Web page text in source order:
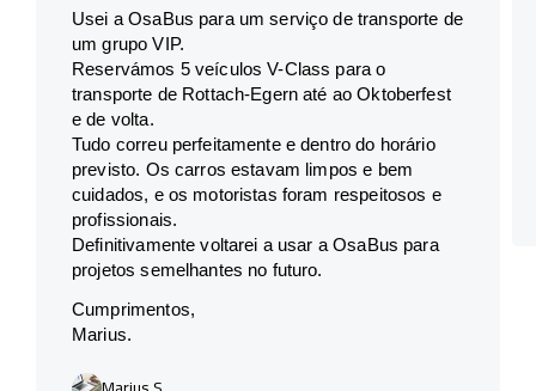
Usei a OsaBus para um serviço de transporte de
um grupo VIP.
Reservámos 5 veículos V-Class para o
transporte de Rottach-Egern até ao Oktoberfest
e de volta.
Tudo correu perfeitamente e dentro do horário
previsto. Os carros estavam limpos e bem
cuidados, e os motoristas foram respeitosos e
profissionais.
Definitivamente voltarei a usar a OsaBus para
projetos semelhantes no futuro.
Cumprimentos,
Marius.